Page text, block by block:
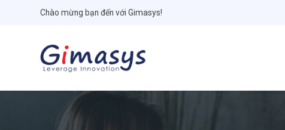
Chào mừng bạn đến với Gimasys!